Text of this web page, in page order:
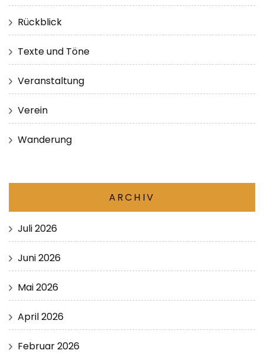
Rückblick
Texte und Töne
Veranstaltung
Verein
Wanderung
ARCHIV
Juli 2026
Juni 2026
Mai 2026
April 2026
Februar 2026